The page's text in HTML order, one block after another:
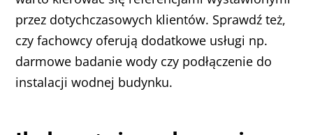
przez dotychczasowych klientów. Sprawdź też,
czy fachowcy oferują dodatkowe usługi np.
darmowe badanie wody czy podłączenie do
instalacji wodnej budynku.